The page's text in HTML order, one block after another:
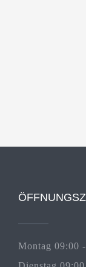
Montag 09:00